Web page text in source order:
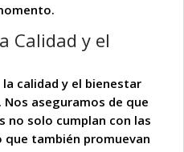
Calidad y el
calidad y el bienestar
aseguramos de que
no solo cumplan con las
también promuevan